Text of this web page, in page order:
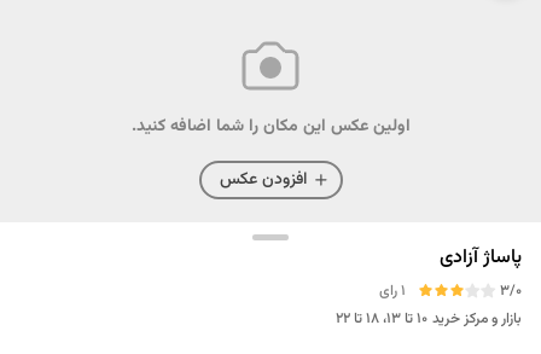
اولین عکس این مکان را شما اضافه کنید.
افزودن عکس
پاساژ آزادی
3/0
1 رای
بازار و مرکز خرید ۱۰ تا ۱۳، ۱۸ تا ۲۲